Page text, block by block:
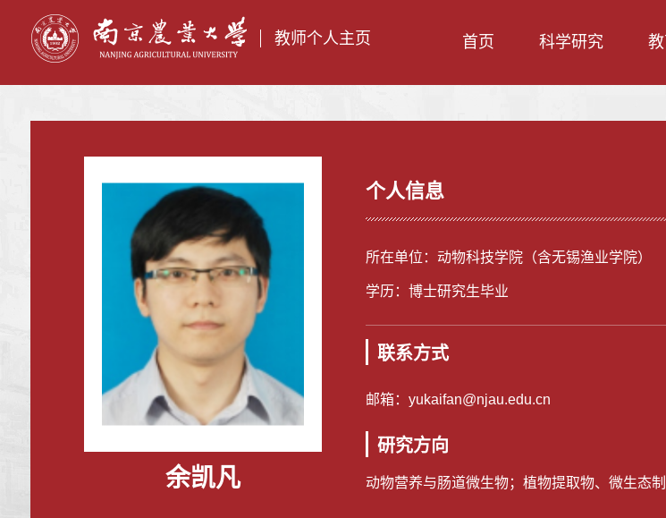
教师个人主页 首页 科学研究
余凯凡
个人信息
所在单位：动物科技学院（含无锡渔业学院）
学历：博士研究生毕业
联系方式
邮箱： yukaifan@njau.edu.cn
研究方向
动物营养与肠道微生物；植物提取物、微生态